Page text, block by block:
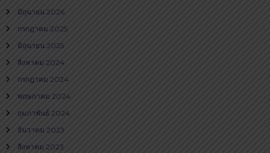
มิถุนายน 2026
กรกฎาคม 2025
มิถุนายน 2025
สิงหาคม 2024
กรกฎาคม 2024
พฤษภาคม 2024
กุมภาพันธ์ 2024
ธันวาคม 2023
สิงหาคม 2023